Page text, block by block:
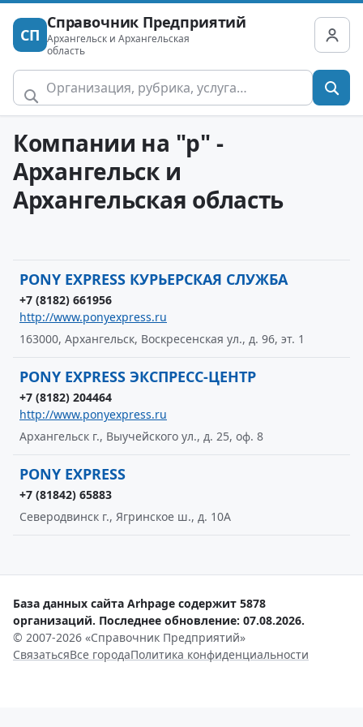
СП
Справочник Предприятий
Архангельск и Архангельская
область
Компании на "p" -
Архангельск и
Архангельская область
PONY EXPRESS КУРЬЕРСКАЯ СЛУЖБА
+7 (8182) 661956
http://www.ponyexpress.ru
163000, Архангельск, Воскресенская ул., д. 96, эт. 1
PONY EXPRESS ЭКСПРЕСС-ЦЕНТР
+7 (8182) 204464
http://www.ponyexpress.ru
Архангельск г., Выучейского ул., д. 25, оф. 8
PONY EXPRESS
+7 (81842) 65883
Северодвинск г., Ягринское ш., д. 10А
База данных сайта Arhpage содержит 5878
организаций. Последнее обновление: 07.08.2026.
© 2007-2026 «Справочник Предприятий»
СвязатьсяВсе городаПолитика конфиденциальности